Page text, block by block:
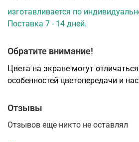
алюминиевым молдингом и
(матовый чёрный) с 4-х сторон по
производителя со склада в
салоне-магазине компании
изготавливается по
Поставка 7 - 14 дней.
Обратите внимание!
Цвета на экране могут
особенностей цветопередачи и
Отзывы
Отзывов еще никто не оставлял